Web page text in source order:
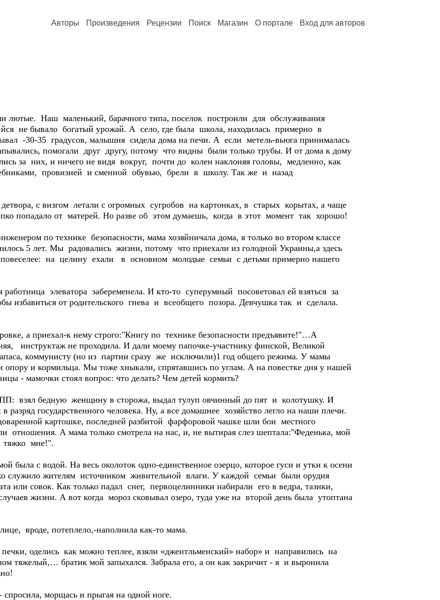
Авторы Произведения Рецензии Поиск Магазин О портале Вход для авторов
Наш маленький, барачного типа, поселок построили для обслуживания
не бывало богатый урожай. А село, где была школа, находилась примерно в
-30-35 градусов, малышня сидела дома на печи. А если метель-вьюга принималась
помогали друг другу, потому что видны были только трубы. И от дома к дому
за них, и ничего не видя вокруг, почти до колен наклоняя головы, медленно, как
провизией и сменной обувью, брели в школу. Так же и назад
с визгом летали с огромных сугробов на картонках, в старых корытах, а чаще
попадало от матерей. Но разве об этом думаешь, когда в этот момент так хорошо!
по технике безопасности, мама хозяйничала дома, я только во втором классе
5 лет. Мы радовались жизни, потому что приехали из голодной Украины,а здесь
на целину ехали в основном молодые семьи с детьми примерно нашего
элеватора забеременела. И кто-то суперумный посоветовал ей взяться за
избавиться от родительского гнева и всеобщего позора. Девчушка так и сделала.
а приехал-к нему строго:"Книгу по технике безопасности предъявите!"…А
инструктаж не проходила. И дали моему папочке-участнику финской, Великой
коммунисту (но из партии сразу же исключили)1 год общего режима. У мамы
опору и кормильца. Мы тоже хныкали, спрятавшись по углам. А на повестке дня у нашей
- мамочки стоял вопрос: что делать? Чем детей кормить?
взял бедную женщину в сторожа, выдал тулуп овчинный до пят и колотушку. И
разряд государственного человека. Ну, а все домашнее хозяйство легло на наши плечи.
картошке, последней разбитой фарфоровой чашке шли бои местного
отношения. А мама только смотрела на нас, и, не вытирая слез шептала:"Феденька, мой
тяжко мне!".
была с водой. На весь околоток одно-единственное озерцо, которое гуси и утки к осени
служило жителям источником живительной влаги. У каждой семьи были орудия
или совок. Как только падал снег, первоцелинники набирали его в ведра, тазики,
жизни. А вот когда мороз сковывал озеро, туда уже на второй день была утоптана
вроде, потеплело,-наполнила как-то мама.
оделись как можно теплее, взяли «джентльменский» набор» и направились на
тяжелый,… братик мой запыхался. Забрала его, а он как закричит - я и выронила
морщась и прыгая на одной ноге.